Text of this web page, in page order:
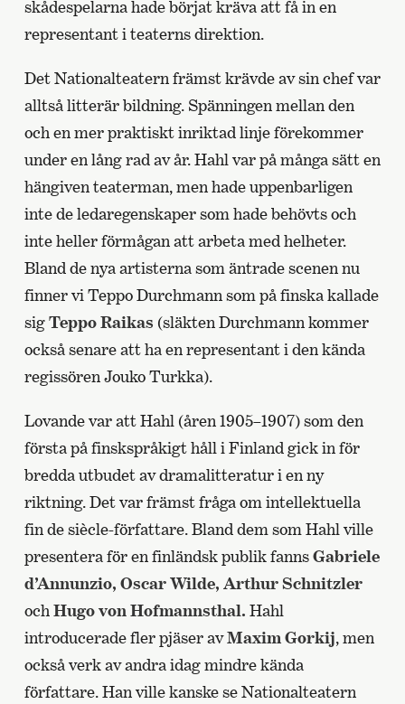
skådespelarna hade börjat kräva att få in en
representant i teaterns direktion.
Det Nationalteatern främst krävde av sin chef var
alltså litterär bildning. Spänningen mellan den
och en mer praktiskt inriktad linje förekommer
under en lång rad av år. Hahl var på många sätt en
hängiven teaterman, men hade uppenbarligen
inte de ledaregenskaper som hade behövts och
inte heller förmågan att arbeta med helheter.
Bland de nya artisterna som äntrade scenen nu
finner vi Teppo Durchmann som på finska kallade
sigTeppo Raikas (släkten Durchmann kommer
också senare att ha en representant i den kända
regissören Jouko Turkka).
Lovande var att Hahl (åren 1905–1907) som den
första på finskspråkigt håll i Finland gick in för
bredda utbudet av dramalitteratur i en ny
riktning. Det var främst fråga om intellektuella
fin de siècle-författare. Bland dem som Hahl ville
presentera för en finländsk publik fannsGabriele
d’Annunzio, Oscar Wilde, Arthur Schnitzler
och Hugo von Hofmannsthal. Hahl
introducerade fler pjäser avMaxim Gorkij, men
också verk av andra idag mindre kända
författare. Han ville kanske se Nationalteatern